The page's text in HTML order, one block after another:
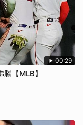
00:29
【MLB】